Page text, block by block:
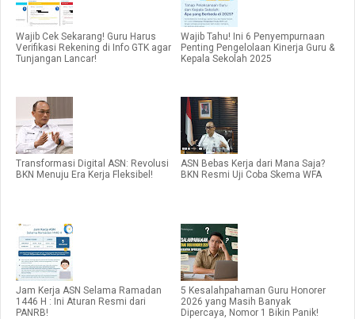
Wajib Cek Sekarang! Guru Harus
Verifikasi Rekening di Info GTK agar
Tunjangan Lancar!
Wajib Tahu! Ini 6 Penyempurnaan
Penting Pengelolaan Kinerja Guru &
Kepala Sekolah 2025
Transformasi Digital ASN: Revolusi
BKN Menuju Era Kerja Fleksibel!
ASN Bebas Kerja dari Mana Saja?
BKN Resmi Uji Coba Skema WFA
Jam Kerja ASN Selama Ramadan
1446 H : Ini Aturan Resmi dari
PANRB!
5 Kesalahpahaman Guru Honorer
2026 yang Masih Banyak
Dipercaya, Nomor 1 Bikin Panik!